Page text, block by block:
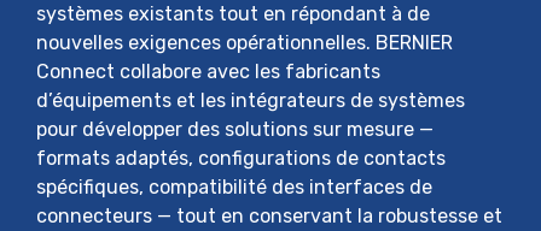
systèmes existants tout en répondant à de
nouvelles exigences opérationnelles. BERNIER
Connect collabore avec les fabricants
d’équipements et les intégrateurs de systèmes
pour développer des solutions sur mesure —
formats adaptés, configurations de contacts
spécifiques, compatibilité des interfaces de
connecteurs — tout en conservant la robustesse et